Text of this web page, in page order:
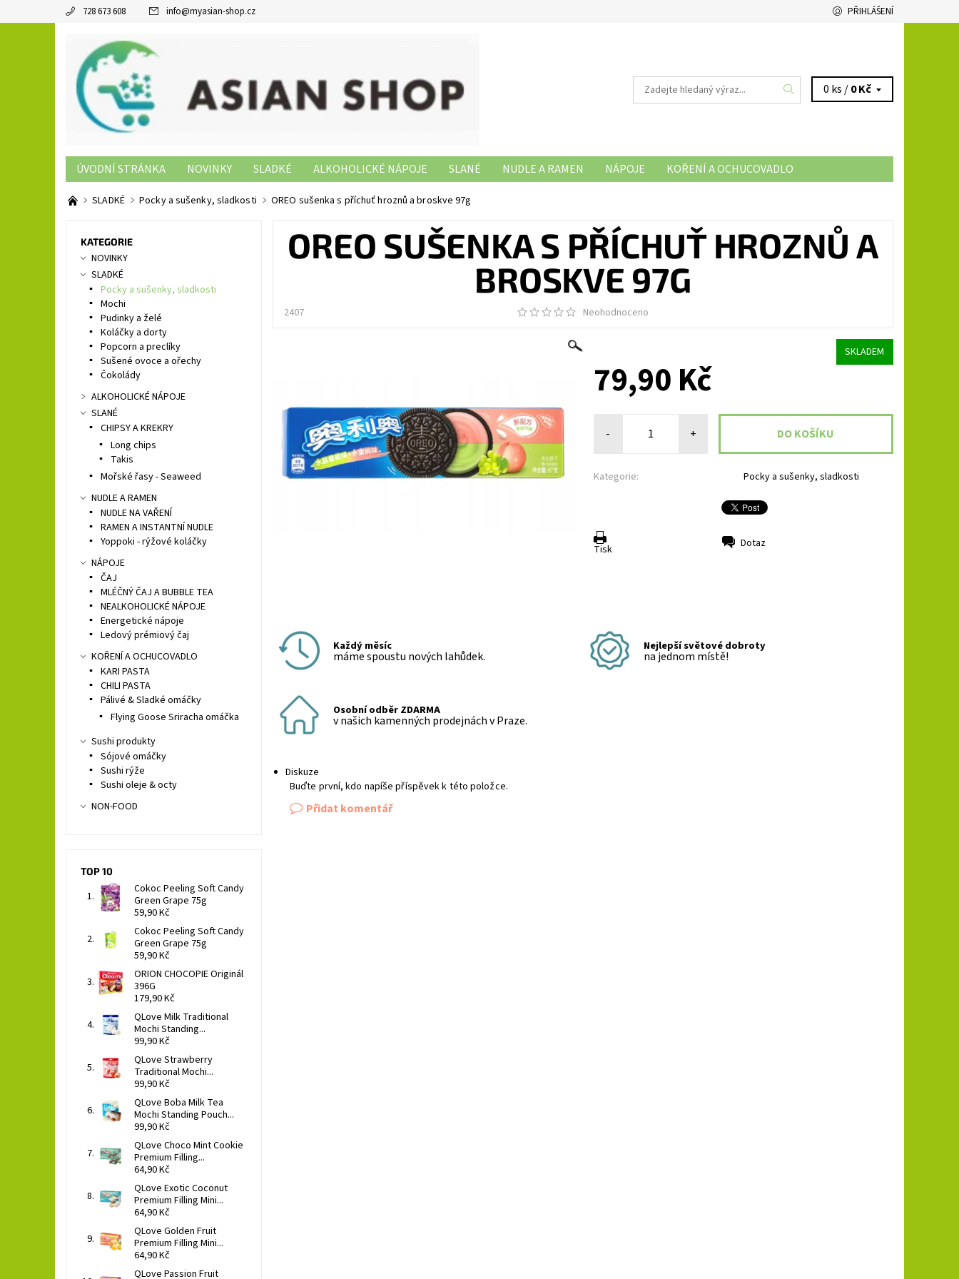
728 673 608 info@myasian-shop.cz PŘIHLÁŠENÍ
0 ks /0 Kč
ÚVODNÍ STRÁNKA NOVINKY SLADKÉ ALKOHOLICKÉ NÁPOJE SLANÉ NUDLE A RAMEN NÁPOJE
KOŘENÍ A OCHUCOVADLO
SUSHI PRODUKTY
NON-FOOD KONTAKTY NAŠE PRODEJNY
SLADKÉ Pocky a sušenky, sladkosti OREO sušenka s příchuť hroznů a broskve 97g
OREO SUŠENKA S PŘÍCHUŤ HROZNŮ A
BROSKVE 97G
2407 Neohodnoceno
SKLADEM
79,90 Kč
- +
Kategorie: Pocky a sušenky, sladkosti
Tisk Dotaz
Každý měsíc
máme spoustu nových lahůdek.
Nejlepší světové dobroty
na jednom místě!
Osobní odběr ZDARMA
v našich kamenných prodejnách v Praze.
Diskuze
Buďte první, kdo napíše příspěvek k této položce.
Přidat komentář
KATEGORIE
NOVINKY
SLADKÉ
Pocky a sušenky, sladkosti
Mochi
Pudinky a želé
Koláčky a dorty
Popcorn a preclíky
Sušené ovoce a ořechy
Čokolády
ALKOHOLICKÉ NÁPOJE
SLANÉ
CHIPSY A KREKRY
Long chips
Takis
Mořské řasy - Seaweed
NUDLE A RAMEN
NUDLE NA VAŘENÍ
RAMEN A INSTANTNÍ NUDLE
Yoppoki - rýžové koláčky
NÁPOJE
ČAJ
MLÉČNÝ ČAJ A BUBBLE TEA
NEALKOHOLICKÉ NÁPOJE
Energetické nápoje
Ledový prémiový čaj
KOŘENÍ A OCHUCOVADLO
KARI PASTA
CHILI PASTA
Pálivé & Sladké omáčky
Flying Goose Sriracha omáčka
Sushi produkty
Sójové omáčky
Sushi rýže
Sushi oleje & octy
NON-FOOD
TOP 10
Cokoc Peeling Soft Candy
Green Grape 75g
59,90 Kč
Cokoc Peeling Soft Candy
Green Grape 75g
59,90 Kč
ORION CHOCOPIE Originál
396G
179,90 Kč
QLove Milk Traditional
Mochi Standing...
99,90 Kč
QLove Strawberry
Traditional Mochi...
99,90 Kč
QLove Boba Milk Tea
Mochi Standing Pouch...
99,90 Kč
QLove Choco Mint Cookie
Premium Filling...
64,90 Kč
QLove Exotic Coconut
Premium Filling Mini...
64,90 Kč
QLove Golden Fruit
Premium Filling Mini...
64,90 Kč
QLove Passion Fruit